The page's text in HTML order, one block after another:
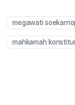
megawati
mahkamah